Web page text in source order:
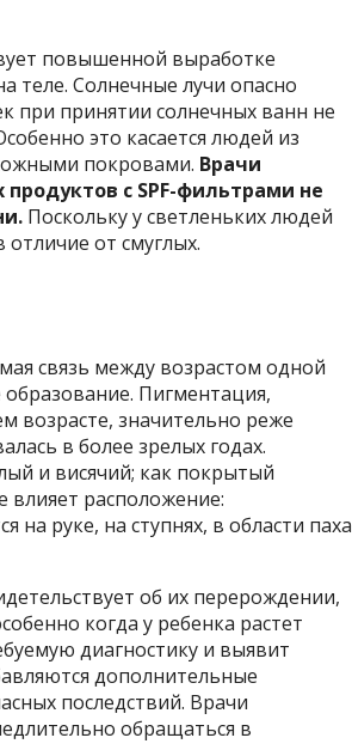
повышенной выработке
теле. Солнечные лучи опасно
при принятии солнечных ванн не
это касается людей из
покровами. Врачи
с SPF-фильтрами не
Поскольку у светленьких людей
от смуглых.
связь между возрастом одной
Пигментация,
возрасте, значительно реже
в более зрелых годах.
и висячий; как покрытый
влияет расположение:
на руке, на ступнях, в области паха
об их перерождении,
когда у ребенка растет
диагностику и выявит
дополнительные
последствий. Врачи
обращаться в